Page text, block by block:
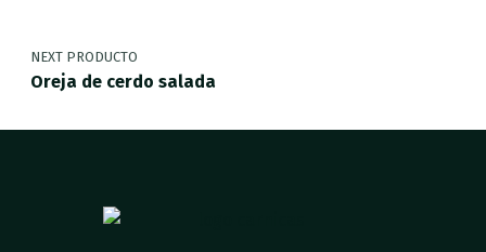
NEXT PRODUCTO
Oreja de cerdo salada